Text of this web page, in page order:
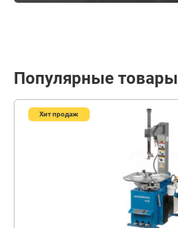
Популярные товары
Хит продаж